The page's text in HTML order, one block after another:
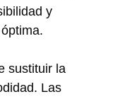
y
sustituir la
Las